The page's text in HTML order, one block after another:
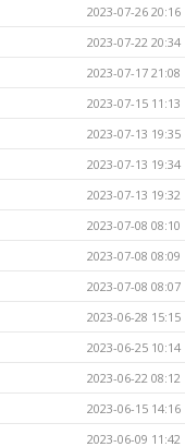
2023-07-26 20:16
2023-07-22 20:34
2023-07-17 21:08
2023-07-15 11:13
2023-07-13 19:35
2023-07-13 19:34
2023-07-13 19:32
2023-07-08 08:10
2023-07-08 08:09
2023-07-08 08:07
2023-06-28 15:15
2023-06-25 10:14
2023-06-22 08:12
2023-06-15 14:16
2023-06-09 11:42